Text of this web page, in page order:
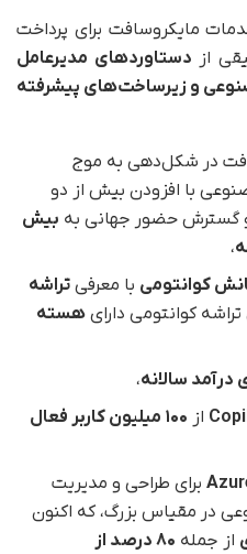
مایکروسافت برای پرداخت
از دستاوردهای مدیرعامل
و زیرساخت‌های پیشرفته
در شکل‌دهی به موج
با افزودن بیش از دو
گسترش حضور جهانی به بیش
،
کوانتومی با معرفیتراشه
کوانتومی دارایهسته
،
از
۱۰۰ میلیون کاربر فعال
برای طراحی و مدیریت
در مقیاس بزرگ، که اکنون
از جمله ۸۰ درصد از